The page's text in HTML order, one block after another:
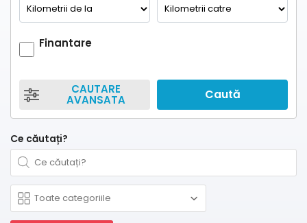
Finantare
CAUTARE
AVANSATA Caută
Ce căutați?